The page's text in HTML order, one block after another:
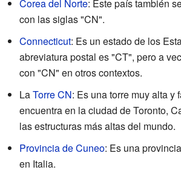
Corea del Norte: Este país también
con las siglas "CN".
Connecticut: Es un estado de los
abreviatura postal es "CT", pero a
con "CN" en otros contextos.
LaTorre CN: Es una torre muy alta y
encuentra en la ciudad de Toronto,
las estructuras más altas del mundo.
Provincia de Cuneo: Es una
en Italia.